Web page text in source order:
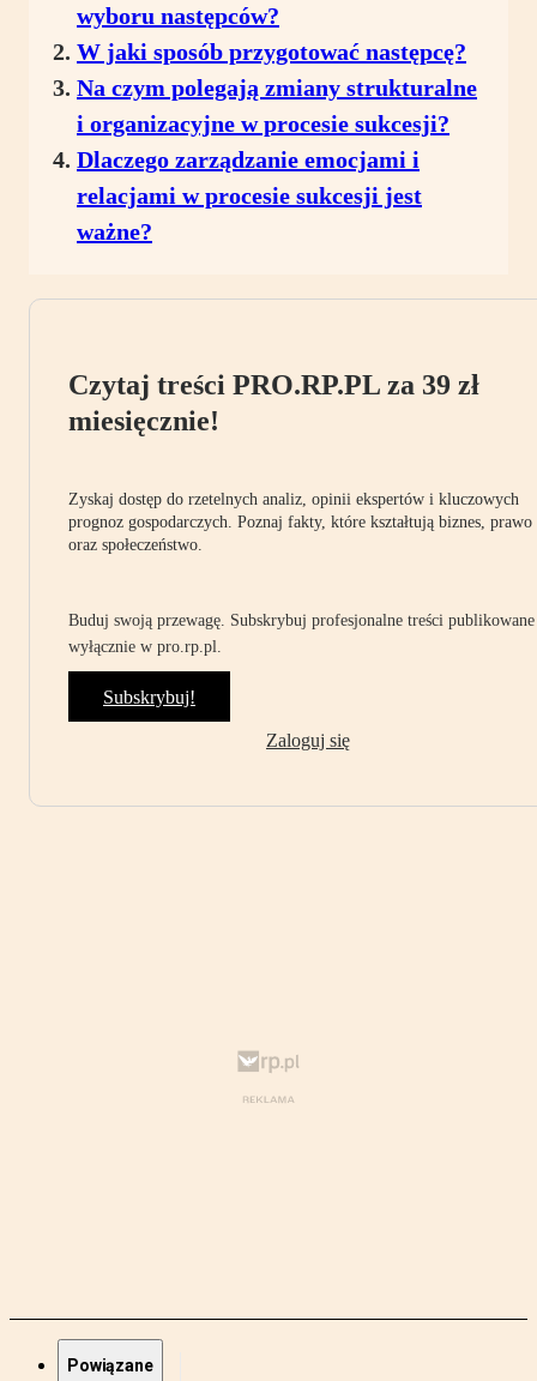
wyboru następców?
W jaki sposób przygotować następcę?
Na czym polegają zmiany strukturalne
i organizacyjne w procesie sukcesji?
Dlaczego zarządzanie emocjami i
relacjami w procesie sukcesji jest
ważne?
Czytaj treści PRO.RP.PL za 39 zł
miesięcznie!
Zyskaj dostęp do rzetelnych analiz, opinii ekspertów i kluczowych
prognoz gospodarczych. Poznaj fakty, które kształtują biznes, prawo
oraz społeczeństwo.
Buduj swoją przewagę. Subskrybuj profesjonalne treści publikowane
wyłącznie w pro.rp.pl.
Subskrybuj!
Zaloguj się
Powiązane